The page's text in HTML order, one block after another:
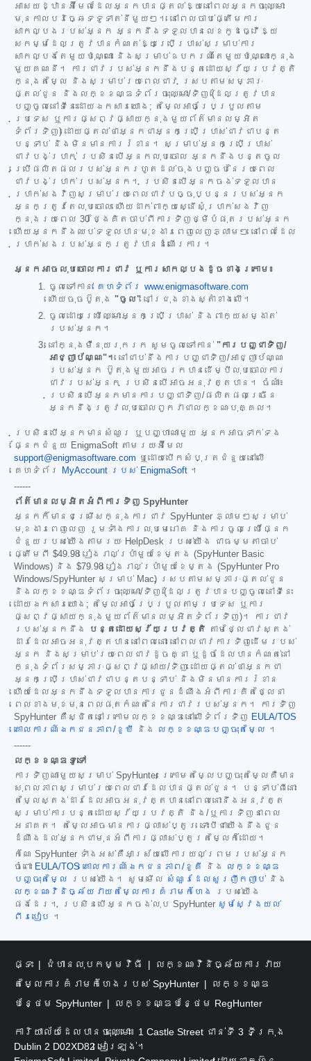
អាសយដ្ឋានអ៊ីមែលដែលអ្នកបានផ្តល់ឱ្យនៅពេលអ្នកចុះឈ្មោះ
មុនកាលបរិច្ឆេទទូទាត់នីមួយៗ។ នៅពេលចាប់ផ្តើមការ
សាកល្បងរបស់អ្នក អ្នកនឹងទទួលបានលេខកូដធ្វើឱ្យ
សកម្មដែលត្រូវបានកំណត់ឱ្យប្រើប្រាស់សម្រាប់ការ
សាកល្បងតែមួយប៉ុណ្ណោះ និងសម្រាប់ឧបករណ៍តែមួយប៉ុណ្ណោះក្នុង
មួយគណនី។ ការជាវរបស់អ្នកនឹងបន្តដោយស្វ័យប្រវត្តិ
ក្នុងតម្លៃ និងសម្រាប់រយៈពេលជាវ ស្របតាមសម្ភារៈ
ផ្តល់ជូន និងលក្ខខណ្ឌទំព័រចុះឈ្មោះ/ទិញ (ដែលត្រូវបាន
បញ្ចូលនៅទីនេះដោយឯកសារយោង; តម្លៃអាចប្រែប្រួលតាម
ប្រទេស ឬការផ្សព្វផ្សាយក្នុងមួយព័ត៌មានលម្អិត
ទំព័រទិញ) ដោយផ្តល់ថាអ្នកជាអ្នកប្រើប្រាស់ជាវជាបន្ត
បន្ទាប់ និងមិនមានការរំខាន។ សម្រាប់អ្នកប្រើប្រាស់
ជាវបង់ប្រាក់ ប្រសិនបើអ្នកលុបចោល អ្នកនឹងបន្តចូល
ប្រើផលិតផលរបស់អ្នករហូតដល់ចុងបញ្ចប់នៃរយៈពេល
ជាវបង់ប្រាក់របស់អ្នក។ ប្រសិនបើអ្នកចង់ទទួលបាន
ប្រាក់សងវិញសម្រាប់រយៈពេលជាវបច្ចុប្បន្នរបស់អ្នក
អ្នកត្រូវតែលុបចោល ហើយដាក់ពាក្យស្នើសុំប្រាក់សងវិញ
ក្នុងរយៈពេល 30 ថ្ងៃគិតចាប់ពីការទិញថ្មីបំផុតរបស់អ្នក
ហើយអ្នកនឹងឈប់ទទួលបានមុខងារពេញលេញភ្លាមៗ នៅពេលដែល
ប្រាក់សងរបស់អ្នកត្រូវបានដំណើរការ។
អ្នកអាចលុបចោលការជាវ ឬការសាកល្បងដូចខាងក្រោម៖
ចូលទៅកាន់ គេហទំព័រ www.enigmasoftware.com
ហើយចុចប៊ូតុង "ចូល" នៅជ្រុងខាងស្តាំខាងលើ។
ចូលដោយប្រើឈ្មោះអ្នកប្រើប្រាស់ និងពាក្យសម្ងាត់
របស់អ្នក។
នៅក្នុងម៉ឺនុយរុករក សូមចូលទៅកាន់ "ការបញ្ជាទិញ/
អាជ្ញាប័ណ្ណ"។ នៅជាប់នឹងការបញ្ជាទិញ/អាជ្ញាប័ណ្ណ
របស់អ្នក ប៊ូតុងមួយអាចរកបានដើម្បីលុបចោលការ
ជាវរបស់អ្នក ប្រសិនបើអាចអនុវត្តបាន។ ចំណាំ៖
ប្រសិនបើអ្នកមានការបញ្ជាទិញ/ផលិតផលច្រើន
អ្នកនឹងត្រូវលុបចោលពួកវាជាលក្ខណៈបុគ្គល។
ប្រសិនបើអ្នកមានសំណួរ ឬបញ្ហាណាមួយ អ្នកអាចទាក់ទង
ផ្នែកជំនួយ EnigmaSoft តាមរយៈអ៊ីមែល
support@enigmasoftware.com ឬដោយបើកសំបុត្រជំនួយនៅលើ
គេហទំព័រ
MyAccount របស់ EnigmaSoft ។
------
ព័ត៌មានលម្អិតអំពីការទិញ SpyHunter
អ្នកក៏មានជម្រើសក្នុងការជាវ SpyHunter ភ្លាមៗសម្រាប់
មុខងារពេញលេញ រួមទាំងការលុបមេរោគ និងការចូលប្រើផ្នែក
ជំនួយរបស់យើងតាមរយៈ HelpDesk របស់យើង ជាធម្មតាចាប់
ផ្តើមពី $49.98 រៀងរាល់ប្រាំមួយខែម្តង (SpyHunter Basic
Windows) និង $79.98 រៀងរាល់ប្រាំមួយខែម្តង (SpyHunter Pro
Windows/SpyHunter សម្រាប់ Mac) ស្របតាមសម្ភារៈផ្តល់ជូន
និងលក្ខខណ្ឌទំព័រចុះឈ្មោះ/ទិញ (ដែលត្រូវបានបញ្ចូលនៅទីនេះ
ដោយឯកសារយោង; តម្លៃអាចប្រែប្រួលតាមប្រទេស ឬការ
ផ្សព្វផ្សាយក្នុងមួយព័ត៌មានលម្អិតទំព័រទិញ)។ ការជាវ
របស់អ្នកនឹង
បន្តដោយស្វ័យប្រវត្តិ តាមថ្លៃជាវស្តង់
ដារដែលអាចអនុវត្តបាននៅពេលនោះ នៅពេលជាវការទិញដើមរបស់
អ្នក និងសម្រាប់រយៈពេលជាវដូចគ្នា ឬដូចដែលបានកំណត់នៅ
ក្នុងទំព័រសម្ភារៈផ្សព្វផ្សាយ/ទិញ ដោយផ្តល់ថាអ្នកជា
អ្នកប្រើប្រាស់ជាវជាបន្តបន្ទាប់ និងមិនមានការរំខាន
ហើយដែលអ្នកនឹងទទួលបានការជូនដំណឹងអំពីការគិតថ្លៃនា
ពេលខាងមុខមុនពេលផុតកំណត់នៃការជាវរបស់អ្នក។ ការទិញ
SpyHunter គឺស្ថិតនៅក្រោមលក្ខខណ្ឌនៅលើទំព័រទិញ EULA/TOS
គោលការណ៍ឯកជនភាព/ខូឃី
និង លក្ខខណ្ឌបញ្ចុះតម្លៃ ។
------
លក្ខខណ្ឌទូទៅ
ការទិញណាមួយសម្រាប់ SpyHunter ក្រោមតម្លៃបញ្ចុះតម្លៃគឺមាន
សុពលភាពសម្រាប់រយៈពេលជាវដែលបានផ្តល់ជូន។ បន្ទាប់ពីនោះ
តម្លៃស្តង់ដារដែលអាចអនុវត្តបាននៅពេលនោះនឹងអនុវត្ត
សម្រាប់ការបន្តដោយស្វ័យប្រវត្តិ និង/ឬការទិញនាពេល
អនាគត។ តម្លៃអាចមានការផ្លាស់ប្តូរ ទោះបីជាយើងនឹងជូន
ដំណឹងដល់អ្នកជាមុនអំពីការផ្លាស់ប្តូរតម្លៃក៏ដោយ។
កំណែ SpyHunter ទាំងអស់គឺអាស្រ័យលើការយល់ព្រមរបស់អ្នក
ចំពោះ EULA/TOS គោលការណ៍ឯកជនភាព/ខូគី និង
លក្ខខណ្ឌ
បញ្ចុះតម្លៃ
របស់យើង។ សូមមើល សំណួរដែលសួរញឹកញាប់ និង
លក្ខណៈវិនិច្ឆ័យវាយតម្លៃការគំរាមកំហែង
របស់យើង
ផងដែរ។ ប្រសិនបើអ្នកចង់លុប SpyHunter សូមស្វែងយល់
ពីរបៀប ។
ផ្ទះ ជំហានលុបកម្មវិធី
លក្ខណៈវិនិច្ឆ័យការវាយ
តម្លៃការគំរាមកំហែងរបស់ SpyHunter
លក្ខខណ្ឌ
បន្ថែម SpyHunter
លក្ខខណ្ឌបន្ថែម RegHunter
ការិយាល័យដែលបានចុះឈ្មោះ៖ 1 Castle Street ជាន់ទី 3 ទីក្រុង
Dublin 2 D02XD82 អៀរឡង់។